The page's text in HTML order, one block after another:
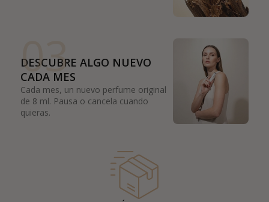
03
DESCUBRE ALGO NUEVO
CADA MES
Cada mes, un nuevo perfume original
de 8 ml. Pausa o cancela cuando
quieras.